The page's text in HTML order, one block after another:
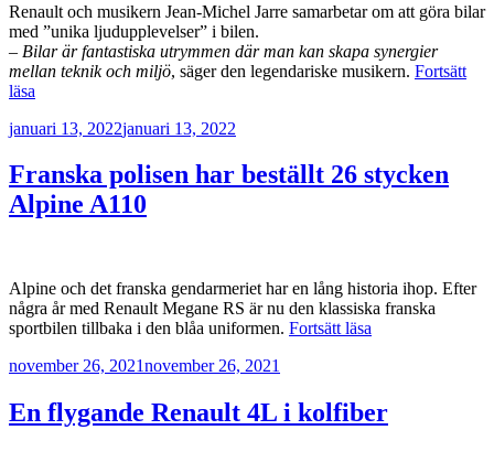
Renault och musikern Jean-Michel Jarre samarbetar om att göra bilar
med ”unika ljudupplevelser” i bilen.
– Bilar är fantastiska utrymmen där man kan skapa synergier
mellan teknik och miljö, säger den legendariske musikern. Fortsätt
läsa
Jarre
ljud
till
elektriska
Publicerat
januari 13, 2022januari 13, 2022
Franska polisen har beställt 26 stycken
Alpine A110
Alpine och det franska gendarmeriet har en lång historia ihop. Efter
några år med Renault Megane RS är nu den klassiska franska
sportbilen tillbaka i den blåa uniformen. Fortsätt läsa
26
stycken
Publicerat
november 26, 2021november 26, 2021
En flygande Renault 4L i kolfiber